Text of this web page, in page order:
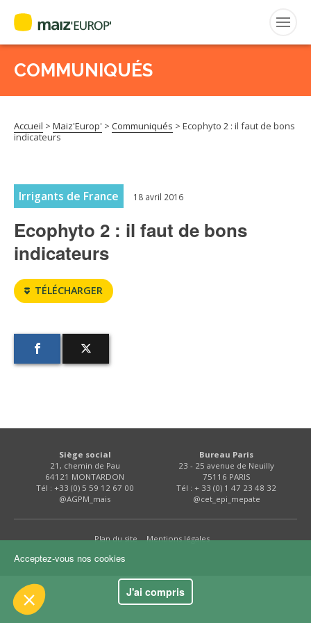
Rechercher
:
MAIZ’EUROP’
CERTIFICATION CE2+
AGPM MAÏS SEMENCE
EMPLOI
COMMUNIQUÉS
Accueil > Maiz'Europ' > Communiqués > Ecophyto 2 : il faut de bons
indicateurs
Irrigants de France 18 avril 2016
Ecophyto 2 : il faut de bons
indicateurs
TÉLÉCHARGER
Siège social
21, chemin de Pau
64121 MONTARDON
Tél : +33 (0) 5 59 12 67 00
@AGPM_mais
Bureau Paris
23 - 25 avenue de Neuilly
75116 PARIS
Tél : + 33 (0) 1 47 23 48 32
@cet_epi_mepate
Plan du site Mentions légales
Acceptez-vous nos cookies
J'ai compris
aimerait bien vous accompagner
:
certifiés par
Je choisis OK pour moi